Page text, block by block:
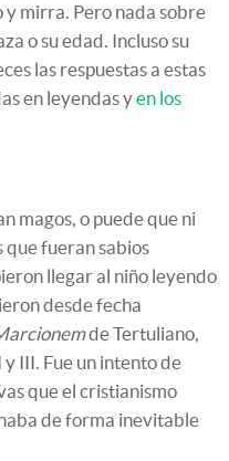
mirra. Pero nada sobre
o su edad. Incluso su
las respuestas a estas
en leyendas yen los
magos, o puede que ni
que fueran sabios
llegar al niño leyendo
desde fecha
de Tertuliano,
y III. Fue un intento de
que el cristianismo
de forma inevitable